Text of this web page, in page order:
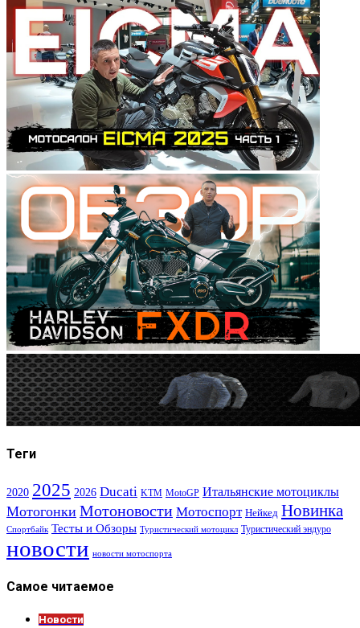
Теги
2020 2025 2026 Ducati KTM MotoGP Итальянские мотоциклы
Мотогонки Мотоновости Мотоспорт Нейкед Новинка
Спортбайк Тесты и Обзоры Туристический мотоцикл Туристический эндуро
новости новости мотоспорта
Самое читаемое
Новости